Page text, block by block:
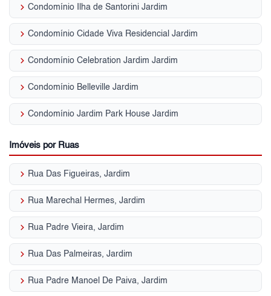
keyboard_arrow_right Condomínio Ilha de Santorini Jardim
keyboard_arrow_right Condomínio Cidade Viva Residencial Jardim
keyboard_arrow_right Condomínio Celebration Jardim Jardim
keyboard_arrow_right Condomínio Belleville Jardim
keyboard_arrow_right Condomínio Jardim Park House Jardim
Imóveis por Ruas
keyboard_arrow_right Rua Das Figueiras, Jardim
keyboard_arrow_right Rua Marechal Hermes, Jardim
keyboard_arrow_right Rua Padre Vieira, Jardim
keyboard_arrow_right Rua Das Palmeiras, Jardim
keyboard_arrow_right Rua Padre Manoel De Paiva, Jardim